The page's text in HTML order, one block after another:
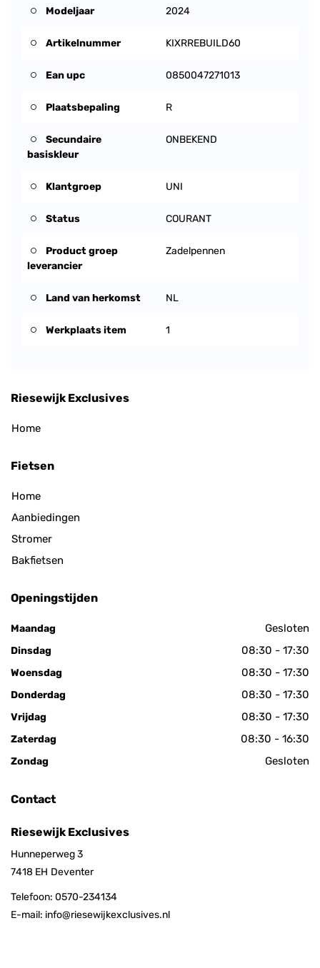
Modeljaar 2024
Artikelnummer KIXRREBUILD60
Ean upc 0850047271013
Plaatsbepaling R
Secundaire
basiskleur
ONBEKEND
Klantgroep UNI
Status COURANT
Product groep
leverancier
Zadelpennen
Land van herkomst NL
Werkplaats item 1
Riesewijk Exclusives
Home
Fietsen
Home
Aanbiedingen
Stromer
Bakfietsen
Openingstijden
Maandag Gesloten
Dinsdag 08:30 - 17:30
Woensdag 08:30 - 17:30
Donderdag 08:30 - 17:30
Vrijdag 08:30 - 17:30
Zaterdag 08:30 - 16:30
Zondag Gesloten
Contact
Riesewijk Exclusives
Hunneperweg 3
7418 EH Deventer
Telefoon: 0570-234134
E-mail: info@riesewijkexclusives.nl